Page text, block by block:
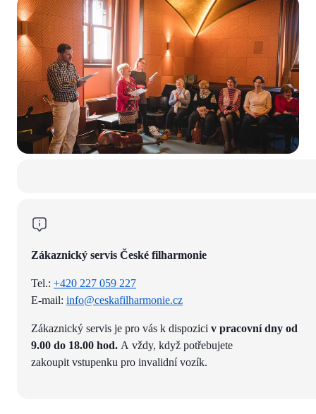
Zákaznický servis České filharmonie
Tel.: +420 227 059 227
E-mail: info@ceskafilharmonie.cz
Zákaznický servis je pro vás k dispozici v pracovní dny od
9.00 do 18.00 hod. A vždy, když potřebujete
zakoupit vstupenku pro invalidní vozík.